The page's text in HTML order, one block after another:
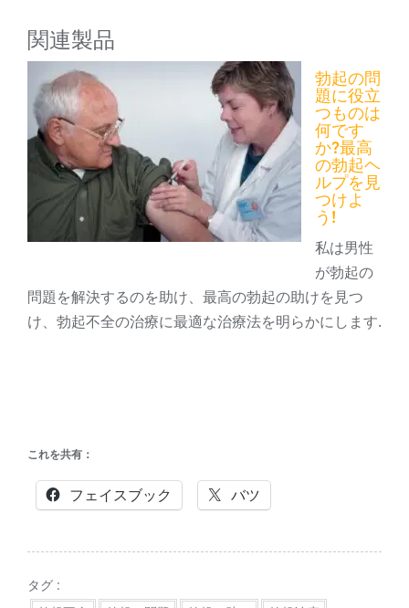
関連製品
勃起の問
題に役立
つものは
何です
か?最高
の勃起ヘ
ルプを見
つけよ
う!
私は男性
が勃起の
問題を解決するのを助け、最高の勃起の助けを見つ
け、勃起不全の治療に最適な治療法を明らかにします.
これを共有：
フェイスブック バツ
タグ :